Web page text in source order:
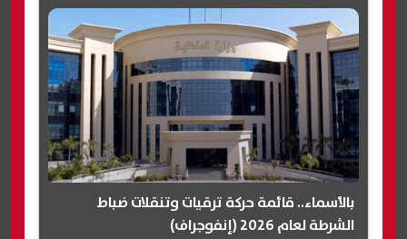
بالأسماء.. قائمة حركة ترقيات وتنقلات ضباط
الشرطة لعام 2026 (إنفوجراف)